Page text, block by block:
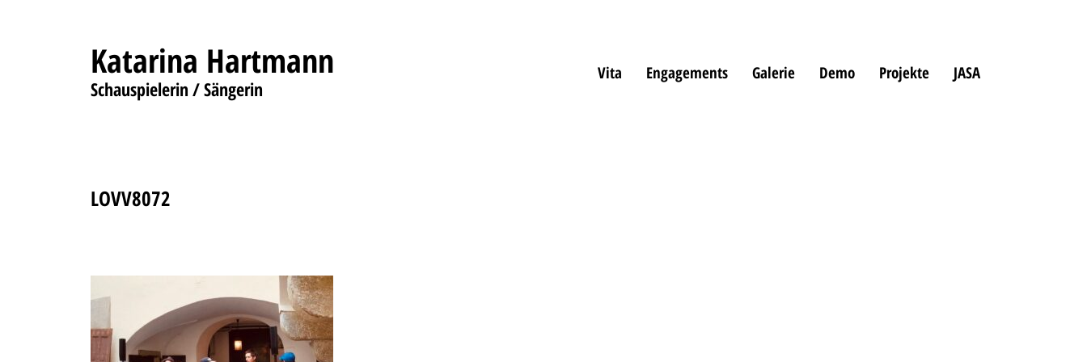
Katarina Hartmann
Schauspielerin / Sängerin
Vita Engagements Galerie Demo Projekte JASA
LOVV8072